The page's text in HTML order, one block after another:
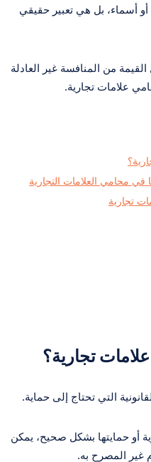
أسماء، بل هي تعبير حقيقي
من المنافسة غير العادلة
علامات تجارية.
محامي العلامات التجارية
تجارية
تجارية؟
التي تحتاج إلى حماية.
أو حمايتها بشكل صحيح، يمكن
غير المصرح به.